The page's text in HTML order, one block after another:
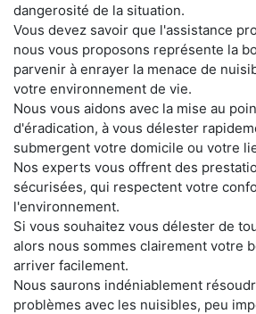
dangerosité de la situation.
Vous devez savoir que l'assistance
nous vous proposons représente la
parvenir à enrayer la menace de
votre environnement de vie.
Nous vous aidons avec la mise au
d'éradication, à vous délester
submergent votre domicile ou votre
Nos experts vous offrent des
sécurisées, qui respectent votre
l'environnement.
Si vous souhaitez vous délester de
alors nous sommes clairement votre
arriver facilement.
Nous saurons indéniablement
problèmes avec les nuisibles, peu